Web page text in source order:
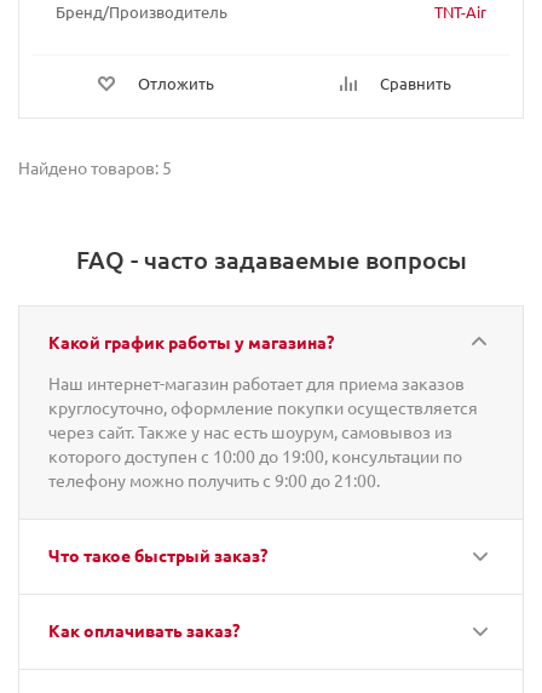
Бренд/Производитель TNT-Air
Отложить Сравнить
Найдено товаров: 5
FAQ - часто задаваемые вопросы
Какой график работы у магазина?
Наш интернет-магазин работает для приема заказов
круглосуточно, оформление покупки осуществляется
через сайт. Также у нас есть шоурум, самовывоз из
которого доступен с 10:00 до 19:00, консультации по
телефону можно получить с 9:00 до 21:00.
Что такое быстрый заказ?
Как оплачивать заказ?